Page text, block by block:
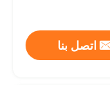
اتصل بنا